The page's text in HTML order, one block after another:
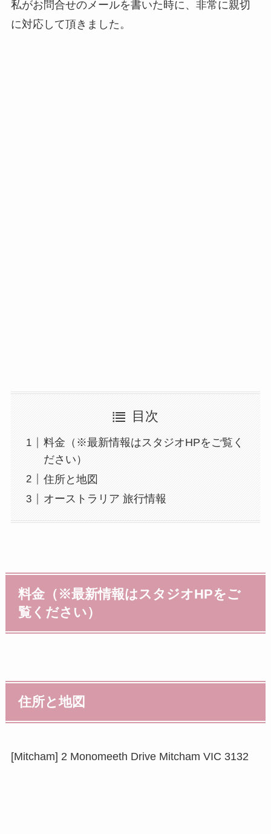
私がお問合せのメールを書いた時に、非常に親切
に対応して頂きました。
目次
料金（※最新情報はスタジオHPをご覧く
ださい）
住所と地図
オーストラリア 旅行情報
料金（※最新情報はスタジオHPをご
覧ください）
住所と地図
[Mitcham] 2 Monomeeth Drive Mitcham VIC 3132